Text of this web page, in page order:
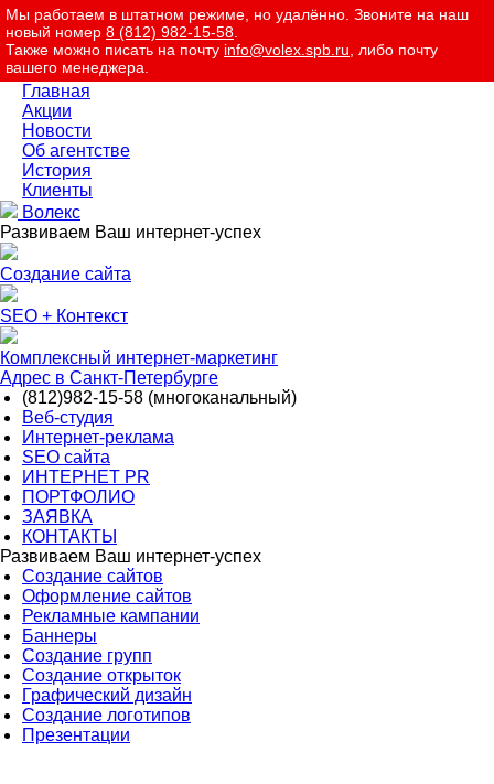
Мы работаем в штатном режиме, но удалённо. Звоните на наш
новый номер 8 (812) 982-15-58
Также можно писать на почту info@volex.spb.ru , либо почту
вашего менеджера.
Главная
Акции
Новости
Об агентстве
История
Клиенты
Волекс
Развиваем Ваш интернет-успех
Создание сайта
SEO + Контекст
Комплексный интернет-маркетинг
Адрес в Санкт-Петербурге
(812)982-15-58 (многоканальный)
Веб-студия
Интернет-реклама
SEO сайта
ИНТЕРНЕТ PR
ПОРТФОЛИО
ЗАЯВКА
КОНТАКТЫ
Развиваем Ваш интернет-успех
Создание сайтов
Оформление сайтов
Рекламные кампании
Баннеры
Создание групп
Создание открыток
Графический дизайн
Создание логотипов
Презентации